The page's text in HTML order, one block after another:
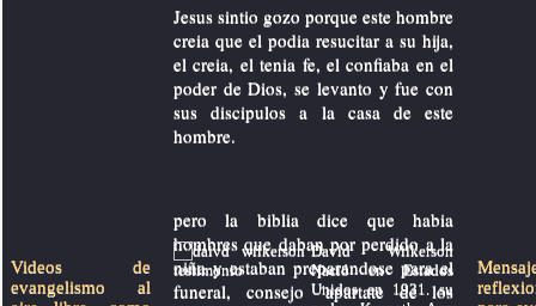
Jesus sintio gozo porque este hombre
creia que el podia resucitar a su hija,
el creia, el tenia fe, el confiaba en el
poder de Dios, se levanto y fue con
sus discipulos a la casa de este
hombre.
pero la biblia dice que habia
hombres que daban por perdido a la
niña y estaban preparandose para el
funeral, consejo "apartate de los
Videos de
evangelismo al
David Wilkerson
Nació en Estados
Unidos en 1931. su